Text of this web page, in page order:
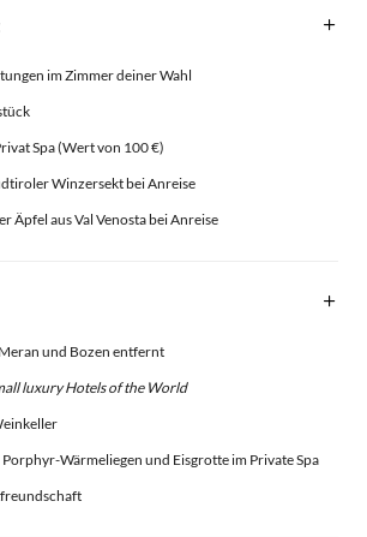
im Zimmer deiner Wahl
Spa (Wert von 100 €)
Winzersekt bei Anreise
Äpfel aus Val Venosta bei Anreise
und Bozen entfernt
luxury Hotels of the World
Wärmeliegen und Eisgrotte im Private Spa